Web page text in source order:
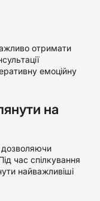
отримати
емоційну
на
час спілкування
найважливіші